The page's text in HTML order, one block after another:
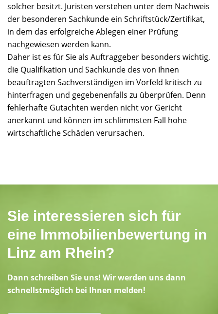
solcher besitzt. Juristen verstehen unter dem Nachweis
der besonderen Sachkunde ein Schriftstück/Zertifikat,
in dem das erfolgreiche Ablegen einer Prüfung
nachgewiesen werden kann.
Daher ist es für Sie als Auftraggeber besonders wichtig,
die Qualifikation und Sachkunde des von Ihnen
beauftragten Sachverständigen im Vorfeld kritisch zu
hinterfragen und gegebenenfalls zu überprüfen. Denn
fehlerhafte Gutachten werden nicht vor Gericht
anerkannt und können im schlimmsten Fall hohe
wirtschaftliche Schäden verursachen.
Sie interessieren sich für
eine Immobilienbewertung in
Linz am Rhein?
Dann schreiben Sie uns! Wir werden uns dann
schnellstmöglich bei Ihnen melden!